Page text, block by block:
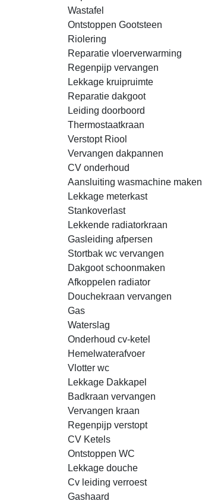
Wastafel
Ontstoppen Gootsteen
Riolering
Reparatie vloerverwarming
Regenpijp vervangen
Lekkage kruipruimte
Reparatie dakgoot
Leiding doorboord
Thermostaatkraan
Verstopt Riool
Vervangen dakpannen
CV onderhoud
Aansluiting wasmachine maken
Lekkage meterkast
Stankoverlast
Lekkende radiatorkraan
Gasleiding afpersen
Stortbak wc vervangen
Dakgoot schoonmaken
Afkoppelen radiator
Douchekraan vervangen
Gas
Waterslag
Onderhoud cv-ketel
Hemelwaterafvoer
Vlotter wc
Lekkage Dakkapel
Badkraan vervangen
Vervangen kraan
Regenpijp verstopt
CV Ketels
Ontstoppen WC
Lekkage douche
Cv leiding verroest
Gashaard